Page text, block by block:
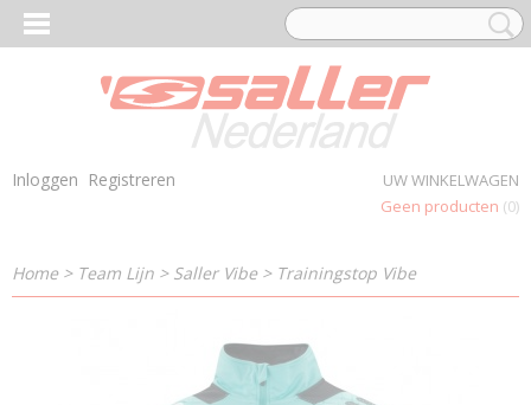
Inloggen Registreren
UW WINKELWAGEN
Geen producten (0)
Home> Team Lijn > Saller Vibe> Trainingstop Vibe